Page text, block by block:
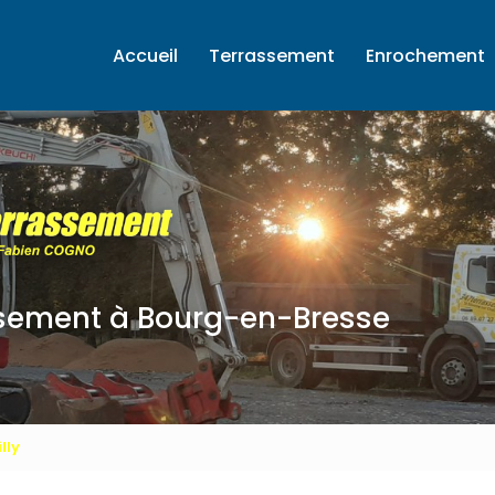
Accueil
Terrassement Enrochement
à Bourg-en-Bresse